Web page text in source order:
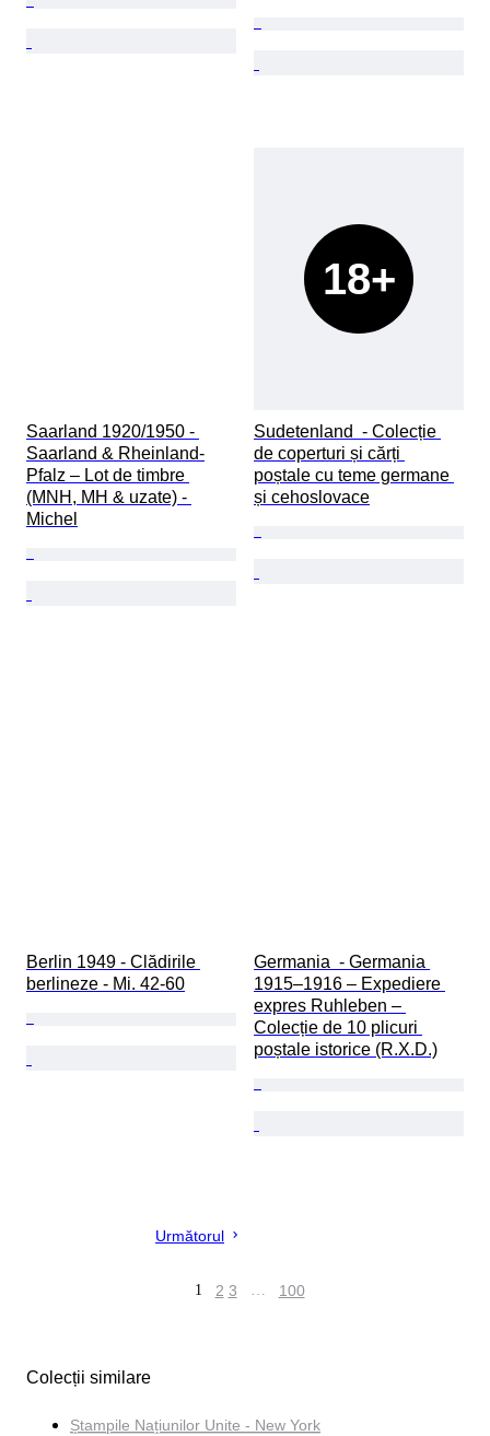
Saarland 1920/1950 -
Saarland & Rheinland-
Pfalz – Lot de timbre
(MNH, MH & uzate) -
Michel
18+
Sudetenland  - Colecție
de coperturi și cărți
poștale cu teme germane
și cehoslovace
Berlin 1949 - Clădirile
berlineze - Mi. 42-60
Germania  - Germania
1915–1916 – Expediere
expres Ruhleben –
Colecție de 10 plicuri
poștale istorice (R.X.D.)
Următorul
1 2 3 … 100
Colecții similare
Ștampile Națiunilor Unite - New York